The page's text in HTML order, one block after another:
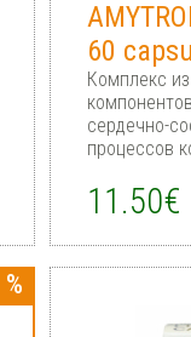
60
Комплекс
сердечно-
процессов
11.50€